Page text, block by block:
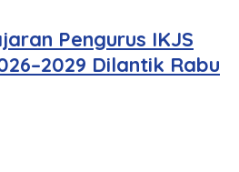
Pengurus IKJS
Dilantik Rabu